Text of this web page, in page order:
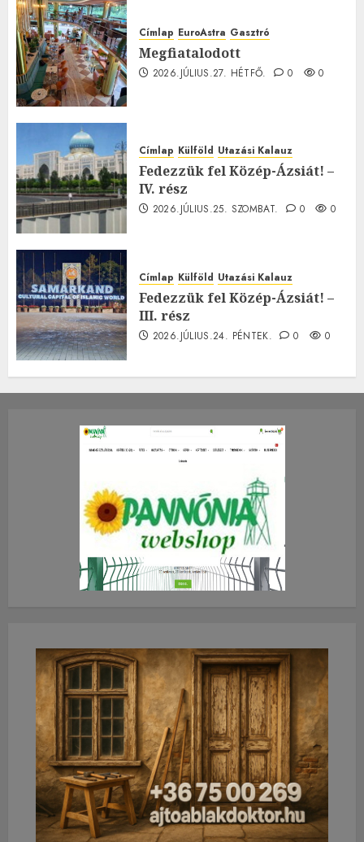
Címlap EuroAstra Gasztró
Megfiatalodott
2026.JÚLIUS.27. HÉTFŐ. 0 0
Címlap Külföld Utazási Kalauz
Fedezzük fel Közép-Ázsiát! –
IV. rész
2026.JÚLIUS.25. SZOMBAT. 0 0
Címlap Külföld Utazási Kalauz
Fedezzük fel Közép-Ázsiát! –
III. rész
2026.JÚLIUS.24. PÉNTEK. 0 0